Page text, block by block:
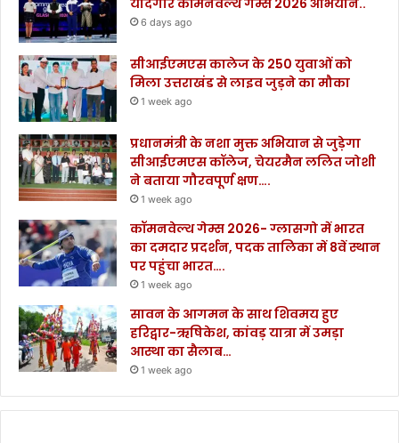
यादगार कॉमनवेल्थ गेम्स 2026 अभियान..
6 days ago
सीआईएमएस कालेज के 250 युवाओं को
मिला उत्तराखंड से लाइव जुड़ने का मौका
1 week ago
प्रधानमंत्री के नशा मुक्त अभियान से जुड़ेगा
सीआईएमएस कॉलेज, चेयरमैन ललित जोशी
ने बताया गौरवपूर्ण क्षण….
1 week ago
कॉमनवेल्थ गेम्स 2026- ग्लासगो में भारत
का दमदार प्रदर्शन, पदक तालिका में 8वें स्थान
पर पहुंचा भारत….
1 week ago
सावन के आगमन के साथ शिवमय हुए
हरिद्वार-ऋषिकेश, कांवड़ यात्रा में उमड़ा
आस्था का सैलाब…
1 week ago